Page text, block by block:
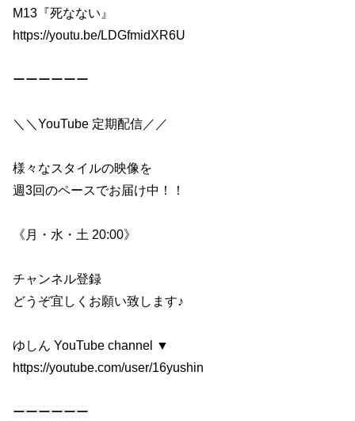
M13『死なない』
https://youtu.be/LDGfmidXR6U
ーーーーーー
＼＼YouTube 定期配信／／
様々なスタイルの映像を
週3回のペースでお届け中！！
《月・水・土 20:00》
チャンネル登録
どうぞ宜しくお願い致します♪
ゆしん YouTube channel ▼
https://youtube.com/user/16yushin
ーーーーーー